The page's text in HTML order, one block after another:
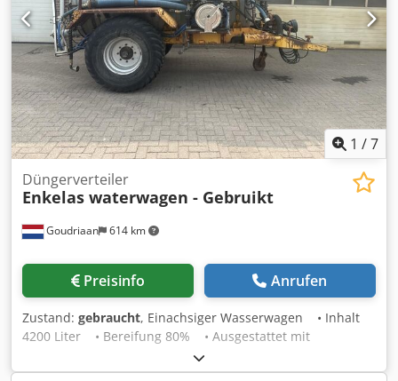
1 /7
Goudriaan 614 km
Düngerverteiler
Enkelas waterwagen - Gebruikt
Preisinfo Anrufen
Zustand: gebraucht, Einachsiger Wasserwagen • Inhalt
4200 Liter • Bereifung 80% • Ausgestattet mit
Vakuumpumpe Dsdpfjzbmlnox Apweck • Direkt aus dem
Einsatz Zustand: Gebraucht